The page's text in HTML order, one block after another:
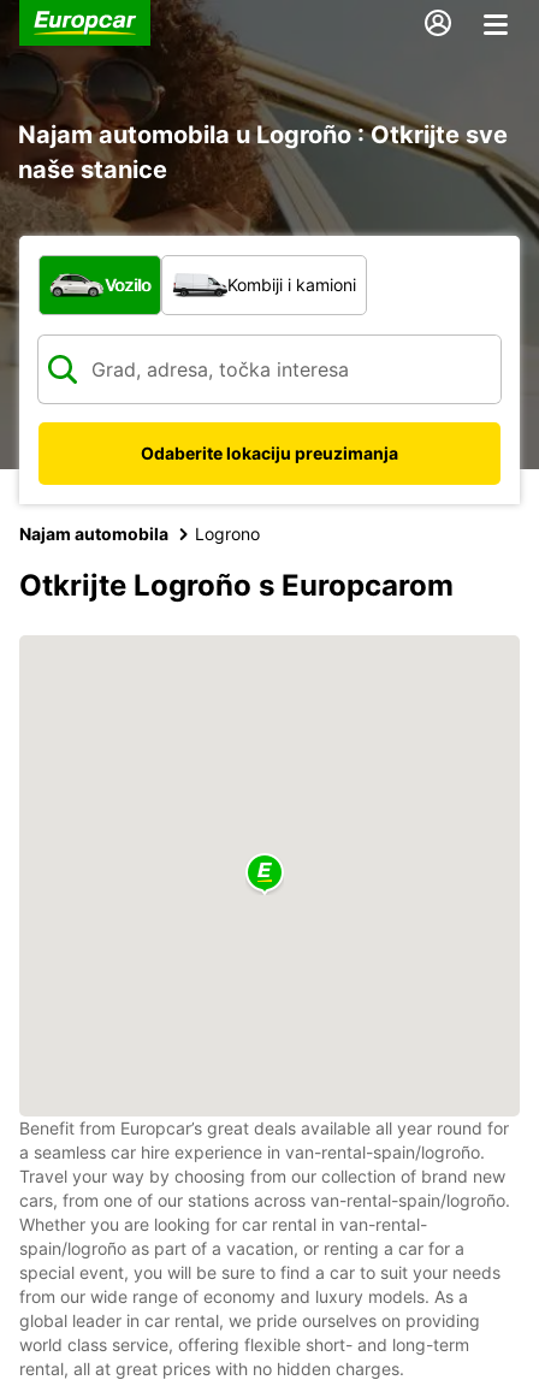
Najam automobila u Logroño : Otkrijte sve
naše stanice
Koja vrsta vozila?
Vozilo Kombiji i kamioni
Odaberite lokaciju preuzimanja
Najam automobila Logrono
Otkrijte Logroño s Europcarom
Benefit from Europcar’s great deals available all year round for
a seamless car hire experience in van-rental-spain/logroño.
Travel your way by choosing from our collection of brand new
cars, from one of our stations across van-rental-spain/logroño.
Whether you are looking for car rental in van-rental-
spain/logroño as part of a vacation, or renting a car for a
special event, you will be sure to find a car to suit your needs
from our wide range of economy and luxury models. As a
global leader in car rental, we pride ourselves on providing
world class service, offering flexible short- and long-term
rental, all at great prices with no hidden charges.